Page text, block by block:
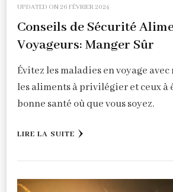
UPDATED ON26 FÉVRIER 2024
Conseils de Sécurité
Voyageurs: Manger Sûr
Évitez les maladies en voyage avec
les aliments à privilégier et ceux à
bonne santé où que vous soyez.
LIRE LA SUITE